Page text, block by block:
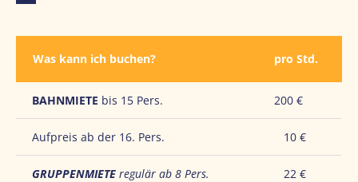
Was kann ich buchen? pro Std.
BAHNMIETE bis 15 Pers. 200 €
Aufpreis ab der 16. Pers. 10 €
GRUPPENMIETEregulär ab 8 Pers. 22 €